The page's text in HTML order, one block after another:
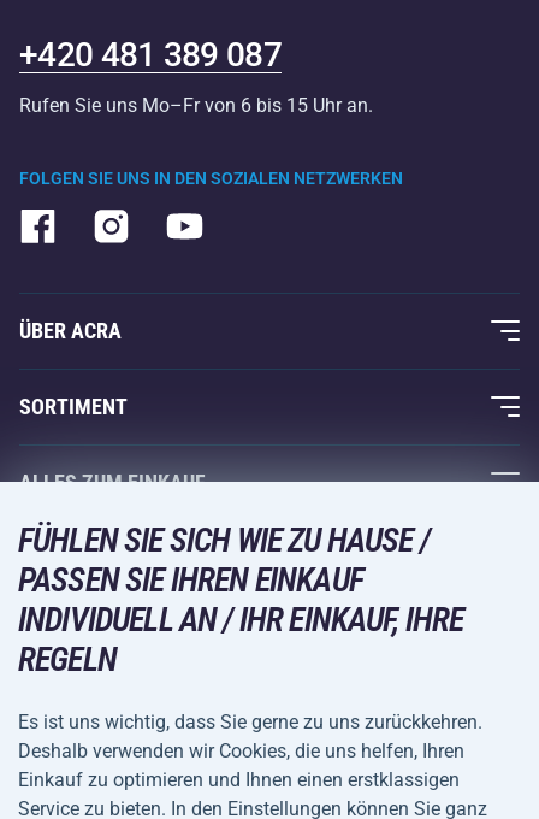
FOLGEN SIE UNS IN DEN SOZIALEN NETZWERKEN
+420 481 389 087
Rufen Sie uns Mo–Fr von 6 bis 15 Uhr an.
ÜBER ACRA
Über uns
Acra-Garantie
Kontakte
Großhandel
Einkaufsratgeber
SORTIMENT
Fitness und Krafttraining
Racketsportarten
Wintersport
Freizeit und Unterhaltung
Camping und Wandern
Fahrräder und Roller
Ballsportarten
ALLES ZUM EINKAUF
Acra-Garantie
Rückgabe und Reklamationen
VERSANDARTEN
ZAHLUNGSARTEN
FÜHLEN SIE SICH WIE ZU HAUSE /
PASSEN SIE IHREN EINKAUF
INDIVIDUELL AN / IHR EINKAUF, IHRE
REGELN
Es ist uns wichtig, dass Sie gerne zu uns zurückkehren.
Deshalb verwenden wir Cookies, die uns helfen, Ihren
Einkauf zu optimieren und Ihnen einen erstklassigen
Service zu bieten. In den Einstellungen können Sie ganz